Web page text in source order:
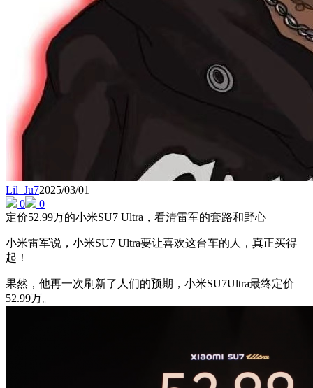
Lil_Ju72025/03/01
0
0
定价52.99万的小米SU7 Ultra，看清雷军的套路和野心
小米雷军说，小米SU7 Ultra要让喜欢这台车的人，真正买得
起！
果然，他再一次刷新了人们的预期，小米SU7Ultra最终定价
52.99万。